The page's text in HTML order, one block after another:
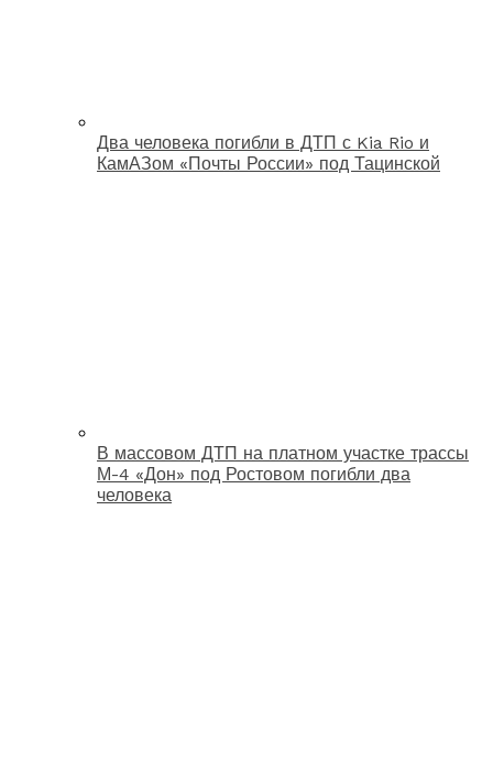
Два человека погибли в ДТП с Kia Rio и
КамАЗом «Почты России» под Тацинской
В массовом ДТП на платном участке трассы
М-4 «Дон» под Ростовом погибли два
человека